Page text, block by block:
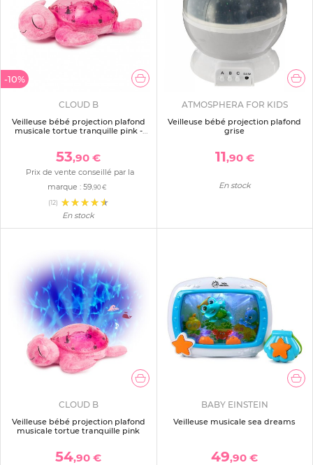
-10%
CLOUD B
Veilleuse bébé projection plafond
musicale tortue tranquille pink -
53,90 €
Prix de vente conseillé par la
marque : 59,90 €
(12)
En stock
ATMOSPHERA FOR KIDS
Veilleuse bébé projection plafond
grise
11,90 €
En stock
CLOUD B
Veilleuse bébé projection plafond
musicale tortue tranquille pink
54,90 €
BABY EINSTEIN
Veilleuse musicale sea dreams
49,90 €